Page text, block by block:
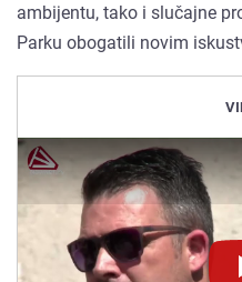
ambijentu, tako i slučajne
Parku obogatili novim